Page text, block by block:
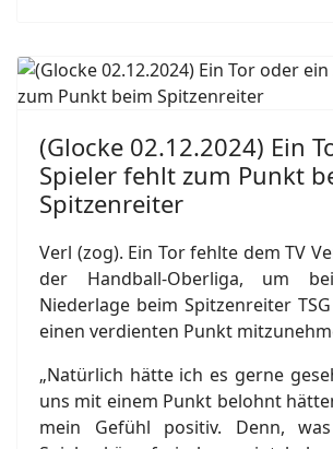
(Glocke 02.12.2024) Ein
Spieler fehlt zum Punkt
Spitzenreiter
Verl (zog). Ein Tor fehlte dem TV
der Handball-Oberliga, um
Niederlage beim Spitzenreiter
einen verdienten Punkt
„Natürlich hätte ich es gerne
uns mit einem Punkt belohnt
mein Gefühl positiv. Denn,